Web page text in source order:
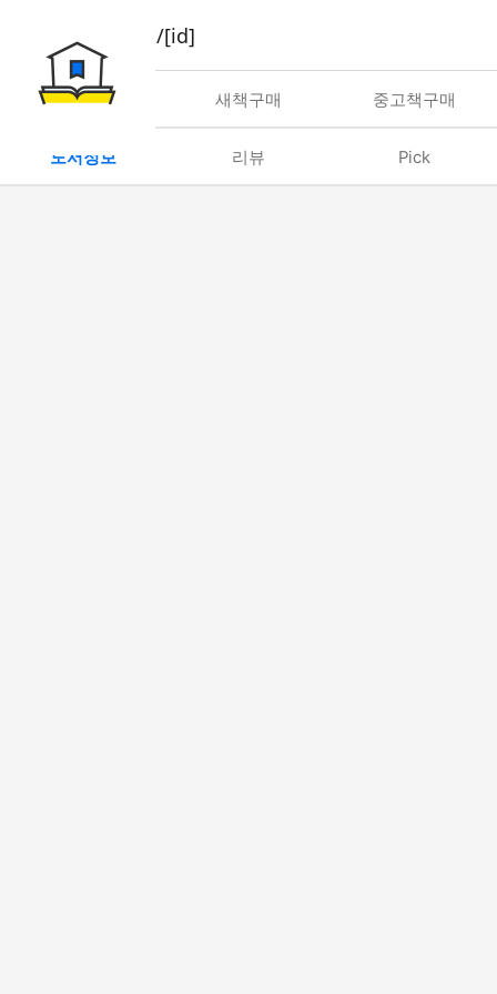
book/rent/[id]
대여 새책구매 중고책구매
도서정보 리뷰 Pick